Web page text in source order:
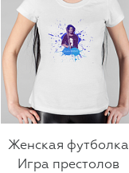
Женская футболка
Игра престолов